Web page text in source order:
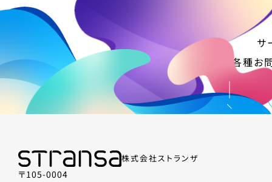
サ
各種お
株式会社ストランザ
〒105-0004